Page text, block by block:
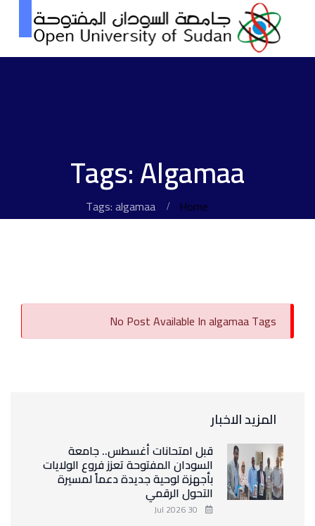
Tags: Algamaa
Home
Tags: algamaa
No Post Available In algamaa Tags
المزيد الاخبار
قبل امتحانات أغسطس.. جامعة
السودان المفتوحة تعزز فروع الولايات
بأجهزة لوحية جديدة دعماً لمسيرة
التحول الرقمي